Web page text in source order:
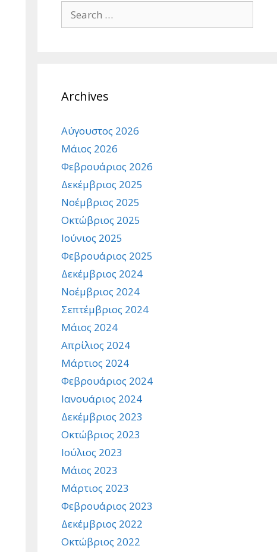
Search
for:
Archives
Αύγουστος 2026
Μάιος 2026
Φεβρουάριος 2026
Δεκέμβριος 2025
Νοέμβριος 2025
Οκτώβριος 2025
Ιούνιος 2025
Φεβρουάριος 2025
Δεκέμβριος 2024
Νοέμβριος 2024
Σεπτέμβριος 2024
Μάιος 2024
Απρίλιος 2024
Μάρτιος 2024
Φεβρουάριος 2024
Ιανουάριος 2024
Δεκέμβριος 2023
Οκτώβριος 2023
Ιούλιος 2023
Μάιος 2023
Μάρτιος 2023
Φεβρουάριος 2023
Δεκέμβριος 2022
Οκτώβριος 2022